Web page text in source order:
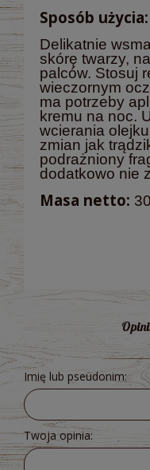
Sposób użycia:
Delikatnie
skórę twarzy,
palców. Stosuj
wieczornym
ma potrzeby
kremu na noc.
wcierania
zmian jak
podrażniony
dodatkowo nie
Masa netto:
Imię lub pseudonim:
Twoja opinia: